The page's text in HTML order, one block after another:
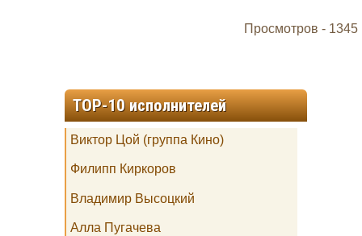
Просмотров - 1345
TOP-10 исполнителей
Виктор Цой (группа Кино)
Филипп Киркоров
Владимир Высоцкий
Алла Пугачева